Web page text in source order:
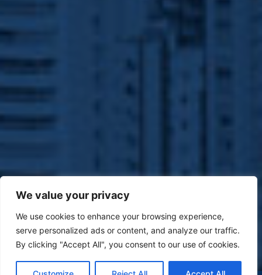
We value your privacy
We use cookies to enhance your browsing experience,
serve personalized ads or content, and analyze our traffic.
By clicking "Accept All", you consent to our use of cookies.